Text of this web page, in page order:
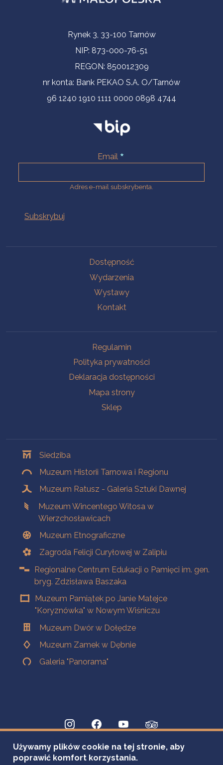
Informacje kontaktoweRynek 3, 33-100 Tarnów
NIP: 873-000-76-51
REGON: 850012309
nr konta: Bank PEKAO S.A. O/Tarnów
96 1240 1910 1111 0000 0898 4744
Email
Adres e-mail subskrybenta.
Dostępność
Wydarzenia
Wystawy
Kontakt
Regulamin
Polityka prywatności
Deklaracja dostępności
Mapa strony
Sklep
Siedziba
Muzeum Historii Tarnowa i Regionu
Muzeum Ratusz - Galeria Sztuki Dawnej
Muzeum Wincentego Witosa w
Wierzchosławicach
Muzeum Etnograficzne
Zagroda Felicji Curyłowej w Zalipiu
Regionalne Centrum Edukacji o Pamięci im. gen.
bryg. Zdzisława Baszaka
Muzeum Pamiątek po Janie Matejce
"Koryznówka" w Nowym Wiśniczu
Muzeum Dwór w Dołędze
Muzeum Zamek w Dębnie
Galeria "Panorama"
Używamy plików cookie na tej stronie, aby
poprawić komfort korzystania.